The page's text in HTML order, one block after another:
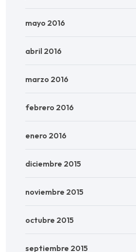
mayo 2016
abril 2016
marzo 2016
febrero 2016
enero 2016
diciembre 2015
noviembre 2015
octubre 2015
septiembre 2015